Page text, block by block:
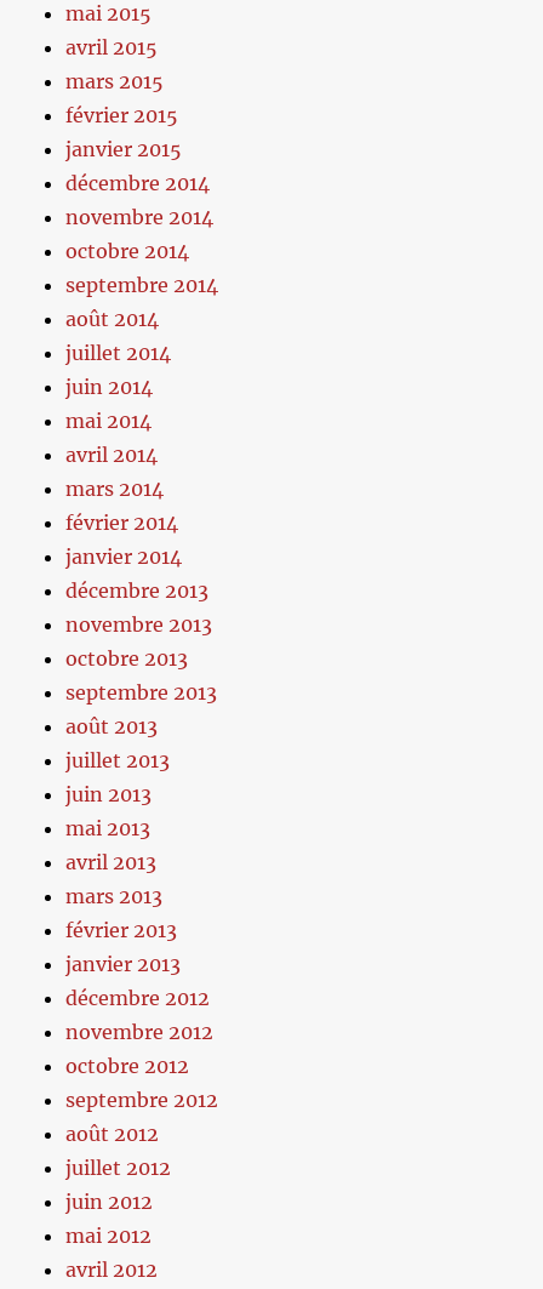
mai 2015
avril 2015
mars 2015
février 2015
janvier 2015
décembre 2014
novembre 2014
octobre 2014
septembre 2014
août 2014
juillet 2014
juin 2014
mai 2014
avril 2014
mars 2014
février 2014
janvier 2014
décembre 2013
novembre 2013
octobre 2013
septembre 2013
août 2013
juillet 2013
juin 2013
mai 2013
avril 2013
mars 2013
février 2013
janvier 2013
décembre 2012
novembre 2012
octobre 2012
septembre 2012
août 2012
juillet 2012
juin 2012
mai 2012
avril 2012